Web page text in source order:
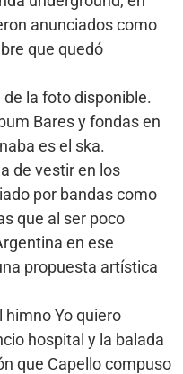
anunciados como
que quedó
Bares y fondas en
es el ska.
de vestir en los
por bandas como
que al ser poco
en ese
propuesta artística
himno Yo quiero
hospital y la balada
que Capello compuso